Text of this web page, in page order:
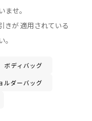
ませ。
きが 適用されている
ボディバッグ
ルダーバッグ